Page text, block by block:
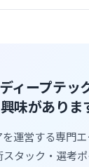
ィープテッ
味がありま
運営する専門
タック・選考